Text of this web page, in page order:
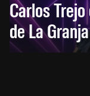
Carlos
de La